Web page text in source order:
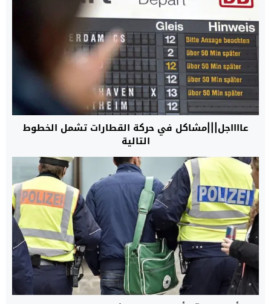
عااااجل|||مشاكل في حركة القطارات تشمل الخطوط
التالية